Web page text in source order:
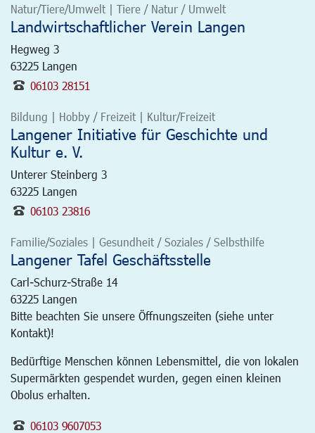
Natur/Tiere/Umwelt | Tiere / Natur / Umwelt
Landwirtschaftlicher Verein Langen
Hegweg 3
63225 Langen
06103 28151
Bildung | Hobby / Freizeit | Kultur/Freizeit
Langener Initiative für Geschichte und
Kultur e. V.
Unterer Steinberg 3
63225 Langen
06103 23816
Familie/Soziales | Gesundheit / Soziales / Selbsthilfe
Langener Tafel Geschäftsstelle
Carl-Schurz-Straße 14
63225 Langen
Bitte beachten Sie unsere Öffnungszeiten (siehe unter
Kontakt)!
Bedürftige Menschen können Lebensmittel, die von lokalen
Supermärkten gespendet wurden, gegen einen kleinen
Obolus erhalten.
06103 9607053